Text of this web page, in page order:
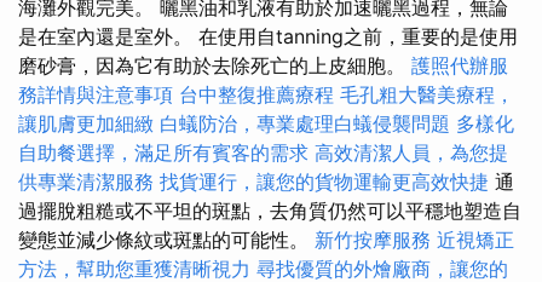
海灘外觀完美。 曬黑油和乳液有助於加速曬黑過程，無論
是在室內還是室外。 在使用自tanning之前，重要的是使用
磨砂膏，因為它有助於去除死亡的上皮細胞。 護照代辦服
務詳情與注意事項 台中整復推薦療程 毛孔粗大醫美療程，
讓肌膚更加細緻 白蟻防治，專業處理白蟻侵襲問題 多樣化
自助餐選擇，滿足所有賓客的需求 高效清潔人員，為您提
供專業清潔服務 找貨運行，讓您的貨物運輸更高效快捷 通
過擺脫粗糙或不平坦的斑點，去角質仍然可以平穩地塑造自
變態並減少條紋或斑點的可能性。 新竹按摩服務 近視矯正
方法，幫助您重獲清晰視力 尋找優質的外燴廠商，讓您的